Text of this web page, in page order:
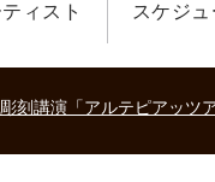
ィスト スケジ
美術散歩 京都・大阪 ～
キの生きた時代－